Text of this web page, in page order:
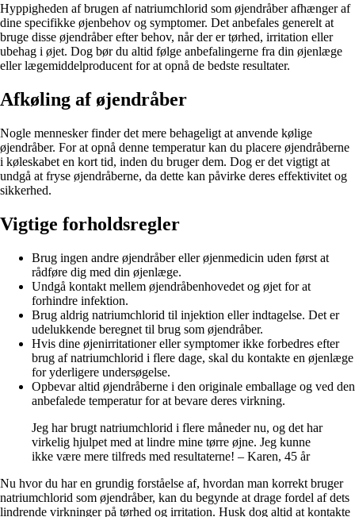
Hyppigheden af brugen af ​​natriumchlorid som øjendråber afhænger af
dine specifikke øjenbehov og symptomer. Det anbefales generelt at
bruge disse øjendråber efter behov, når der er tørhed, irritation eller
ubehag i øjet. Dog bør du altid følge anbefalingerne fra din øjenlæge
eller lægemiddelproducent for at opnå de bedste resultater.
Afkøling af øjendråber
Nogle mennesker finder det mere behageligt at anvende kølige
øjendråber. For at opnå denne temperatur kan du placere øjendråberne
i køleskabet en kort tid, inden du bruger dem. Dog er det vigtigt at
undgå at fryse øjendråberne, da dette kan påvirke deres effektivitet og
sikkerhed.
Vigtige forholdsregler
Brug ingen andre øjendråber eller øjenmedicin uden først at
rådføre dig med din øjenlæge.
Undgå kontakt mellem øjendråbenhovedet og øjet for at
forhindre infektion.
Brug aldrig natriumchlorid til injektion eller indtagelse. Det er
udelukkende beregnet til brug som øjendråber.
Hvis dine øjenirritationer eller symptomer ikke forbedres efter
brug af natriumchlorid i flere dage, skal du kontakte en øjenlæge
for yderligere undersøgelse.
Opbevar altid øjendråberne i den originale emballage og ved den
anbefalede temperatur for at bevare deres virkning.
Jeg har brugt natriumchlorid i flere måneder nu, og det har
virkelig hjulpet med at lindre mine tørre øjne. Jeg kunne
ikke være mere tilfreds med resultaterne! – Karen, 45 år
Nu hvor du har en grundig forståelse af, hvordan man korrekt bruger
natriumchlorid som øjendråber, kan du begynde at drage fordel af dets
lindrende virkninger på tørhed og irritation. Husk dog altid at kontakte